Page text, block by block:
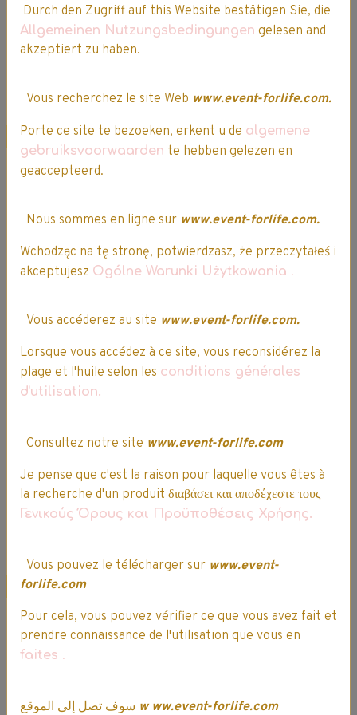
Ajouter au panier Ajouter au panier
Promo
Ariel - Poussière
d'étoiles II - Disney
Princess
Ajouter au panier
Promo
- Disney Princess
-CGF32
29,99€25,49€ TTC
Ajouter au panier
Promo
Promo
Durch den Zugriff auf this Website bestätigen Sie, die
Allgemeinen Nutzungsbedingungen gelesen and
akzeptiert zu haben.
Vous recherchez le site Web www.event-forlife.com.
Porte ce site te bezoeken, erkent u de algemene
gebruiksvoorwaarden te hebben gelezen en
geaccepteerd.
Nous sommes en ligne sur www.event-forlife.com.
Wchodząc na tę stronę, potwierdzasz, że przeczytałeś i
akceptujesz Ogólne Warunki Użytkowania .
Vous accéderez au site www.event-forlife.com.
Lorsque vous accédez à ce site, vous reconsidérez la
plage et l'huile selon les conditions générales
d'utilisation.
Consultez notre site www.event-forlife.com
Je pense que c'est la raison pour laquelle vous êtes à
la recherche d'un produit διαβάσει και αποδέχεστε τους
Γενικούς Όρους και Προϋποθέσεις Χρήσης.
Vous pouvez le télécharger sur www.event-
forlife.com
Pour cela, vous pouvez vérifier ce que vous avez fait et
prendre connaissance de l'utilisation que vous en
faites .
w ww.event-forlife.com